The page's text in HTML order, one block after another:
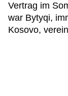
Vertrag im
war Bytyqi,
Kosovo,